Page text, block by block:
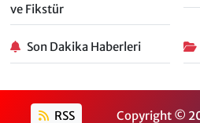
ve Fikstür
Son Dakika Haberleri
RSS Copyright ©